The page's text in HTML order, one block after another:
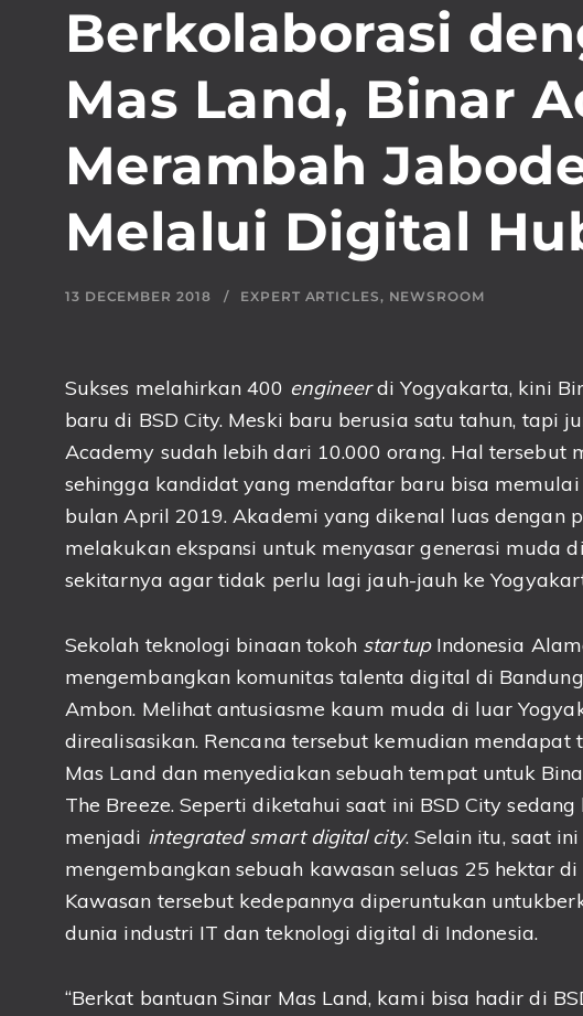
Berkolaborasi
Mas Land, Binar
Merambah
Melalui Digital
13 DECEMBER 2018 EXPERT ARTICLES, NEWSROOM
Sukses melahirkan 400 engineerdi Yogyakarta, kini
baru di BSD City. Meski baru berusia satu tahun, tapi
Academy sudah lebih dari 10.000 orang. Hal tersebut
sehingga kandidat yang mendaftar baru bisa
bulan April 2019. Akademi yang dikenal luas dengan
melakukan ekspansi untuk menyasar generasi muda
sekitarnya agar tidak perlu lagi jauh-jauh ke
Sekolah teknologi binaan tokoh startupIndonesia
mengembangkan komunitas talenta digital di
Ambon. Melihat antusiasme kaum muda di luar
direalisasikan. Rencana tersebut kemudian
Mas Land dan menyediakan sebuah tempat untuk
The Breeze. Seperti diketahui saat ini BSD City
menjadi integrated smart digital city. Selain itu, saat
mengembangkan sebuah kawasan seluas 25 hektar
Kawasan tersebut kedepannya diperuntukan untuk
dunia industri IT dan teknologidigital di Indonesia.
“Berkat bantuan Sinar Mas Land, kami bisa hadir di